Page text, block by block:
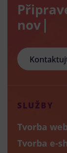
nový e-
SLUŽBY
Tvorba
Tvorba e-